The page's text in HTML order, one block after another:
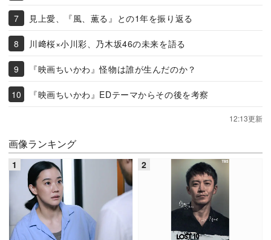
見上愛、『風、薫る』との1年を振り返る
川﨑桜×小川彩、乃木坂46の未来を語る
『映画ちいかわ』怪物は誰が生んだのか？
『映画ちいかわ』EDテーマからその後を考察
12:13更新
画像ランキング